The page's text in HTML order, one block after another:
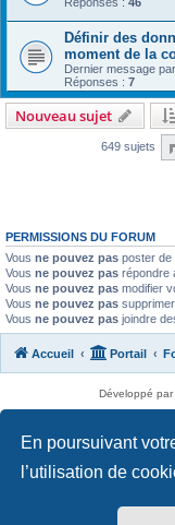
En poursuivant
l’utilisation de
Définir des
moment de la
Dernier message par
Réponses : 7
Nouveau sujet
649 sujets
PERMISSIONS DU FORUM
Vous ne pouvez pas poster de
Vous ne pouvez pas répondre
Vous ne pouvez pas modifier
Vous ne pouvez pas
Vous ne pouvez pas joindre
Accueil Portail
Développé par